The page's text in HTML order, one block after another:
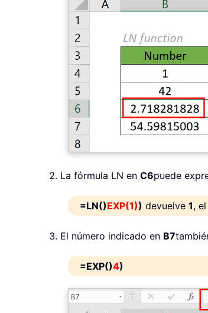
La fórmula LN en C6puede
=LN()EXP(1)) devuelve 1,
El número indicado en B7
=EXP()4)